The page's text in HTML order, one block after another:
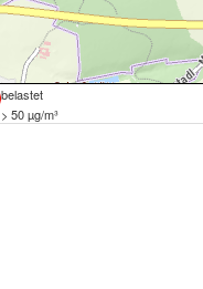
belastet
> 50 µg/m³